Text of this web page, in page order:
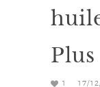
Plus
1 17/